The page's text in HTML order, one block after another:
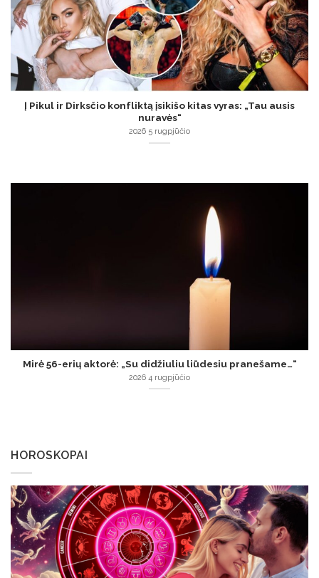
Į Pikul ir Dirksčio konfliktą įsikišo kitas vyras: „Tau ausis
nuravės“
2026 5 rugpjūčio
Mirė 56-erių aktorė: „Su didžiuliu liūdesiu pranešame…“
2026 4 rugpjūčio
HOROSKOPAI